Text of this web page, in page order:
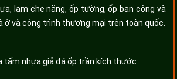
lam che nắng, ốp tường, ốp ban công và
ở và công trình thương mại trên toàn quốc.
tấm nhựa giả đá ốp trần kích thước